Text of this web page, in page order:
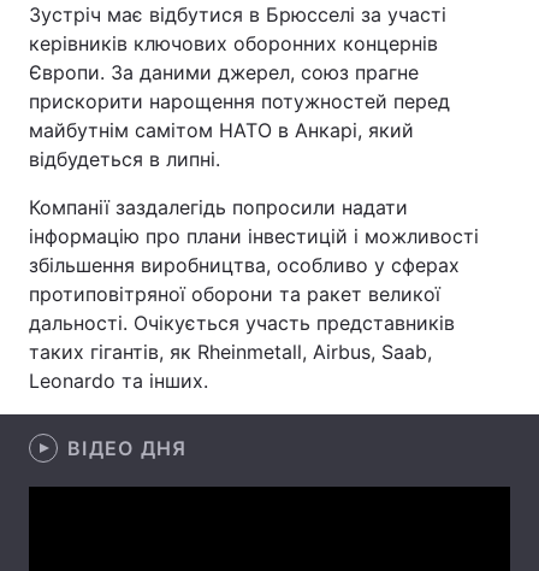
Зброя Інциденти
Здоров'я Туризм
Цікавинки
Екологія Регіони
Лонгріди
Відео з Youtube Статті
Інтерв'ю
Архів
Зустріч має відбутися в Брюсселі за участі
керівників ключових оборонних концернів
Європи. За даними джерел, союз прагне
прискорити нарощення потужностей перед
майбутнім самітом НАТО в Анкарі, який
відбудеться в липні.
Компанії заздалегідь попросили надати
інформацію про плани інвестицій і можливості
збільшення виробництва, особливо у сферах
протиповітряної оборони та ракет великої
дальності. Очікується участь представників
таких гігантів, як Rheinmetall, Airbus, Saab,
Leonardo та інших.
ВІДЕО ДНЯ